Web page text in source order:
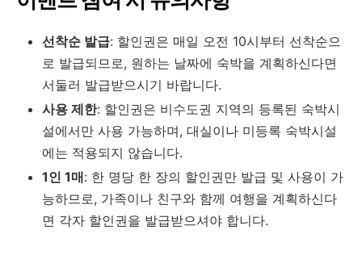
선착순 발급: 할인권은 매일 오전 10시부터 선착순으
로 발급되므로, 원하는 날짜에 숙박을 계획하신다면
서둘러 발급받으시기 바랍니다.
사용 제한: 할인권은 비수도권 지역의 등록된 숙박시
설에서만 사용 가능하며, 대실이나 미등록 숙박시설
에는 적용되지 않습니다.
1인 1매: 한 명당 한 장의 할인권만 발급 및 사용이 가
능하므로, 가족이나 친구와 함께 여행을 계획하신다
면 각자 할인권을 발급받으셔야 합니다.